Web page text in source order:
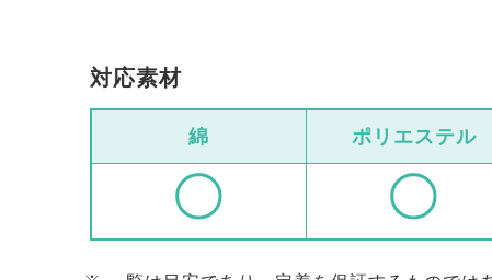
対応素材
綿 ポリエステル